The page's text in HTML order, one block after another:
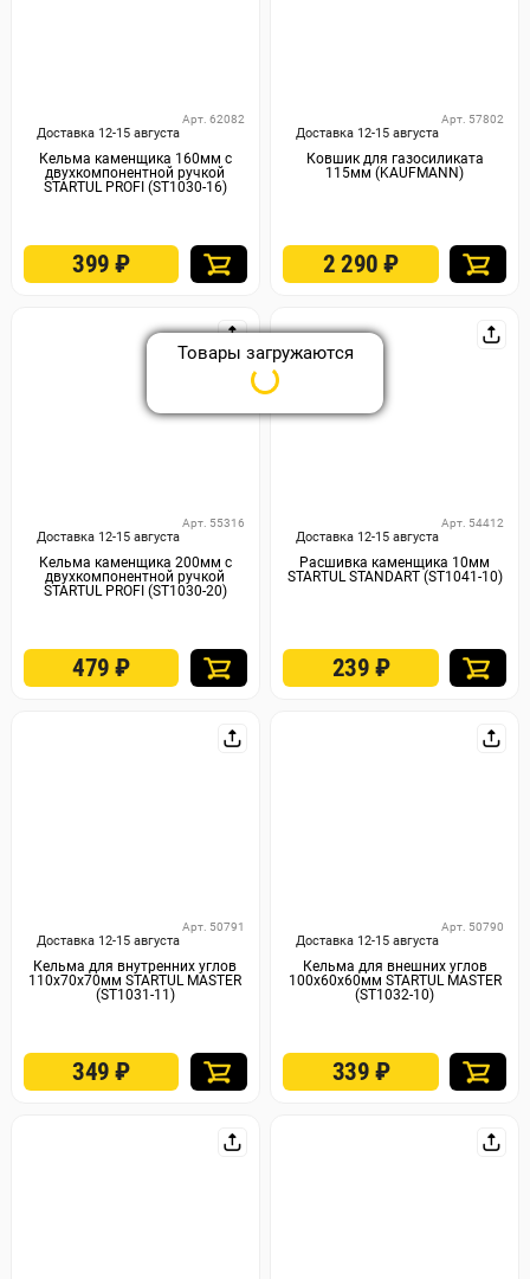
Доставка 12-15 августа
Арт. 62082
Кельма каменщика 160мм с
двухкомпонентной ручкой
STARTUL PROFI (ST1030-16)
399₽
Доставка 12-15 августа
Арт. 57802
Ковшик для газосиликата
115мм (KAUFMANN)
2 290₽
Доставка 12-15 августа
Арт. 55316
Кельма каменщика 200мм с
двухкомпонентной ручкой
STARTUL PROFI (ST1030-20)
479₽
Доставка 12-15 августа
Арт. 54412
Расшивка каменщика 10мм
STARTUL STANDART (ST1041-10)
239 ₽
Доставка 12-15 августа
Арт. 50791
Кельма для внутренних углов
110х70х70мм STARTUL MASTER
(ST1031-11)
349₽
Доставка 12-15 августа
Арт. 50790
Кельма для внешних углов
100х60х60мм STARTUL MASTER
(ST1032-10)
339 ₽